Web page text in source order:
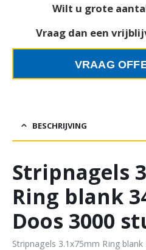
Wilt u grote
Vraag dan een
VRAAG
BESCHRIJVING
Stripnagels
Ring blank
Doos 3000
Stripnagels 3.1x75mm Ring